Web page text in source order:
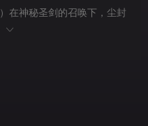
在神秘圣剑的召唤下，尘封